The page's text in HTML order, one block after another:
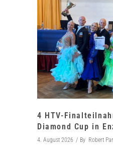
4 HTV-
Diamond Cup in
4. August 2026 By Robert